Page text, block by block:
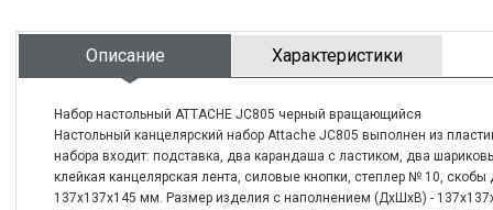
Описание Характеристики
Набор настольный ATTACHE JC805 черный вращающийся
Настольный канцелярский набор Attache JC805 выполнен из
набора входит: подставка, два карандаша с ластиком, два
клейкая канцелярская лента, силовые кнопки, степлер № 10,
137x137x145 мм. Размер изделия с наполнением (ДxШxВ) -